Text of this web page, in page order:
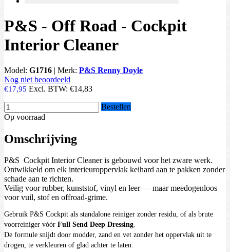
P&S - Off Road - Cockpit
Interior Cleaner
Model: G1716 | Merk: P&S Renny Doyle
Nog niet beoordeeld
€17,95 Excl. BTW: €14,83
Bestellen
Op voorraad
Omschrijving
P&S Cockpit Interior Cleaner is gebouwd voor het zware werk.
Ontwikkeld om elk interieuroppervlak keihard aan te pakken zonder
schade aan te richten.
Veilig voor rubber, kunststof, vinyl en leer — maar meedogenloos
voor vuil, stof en offroad-grime.
Gebruik P&S Cockpit als standalone reiniger zonder residu, of als brute
voorreiniger vóór Full Send Deep Dressing.
De formule snijdt door modder, zand en vet zonder het oppervlak uit te
drogen, te verkleuren of glad achter te laten.